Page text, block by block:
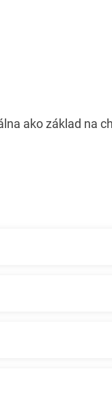
ako základ na